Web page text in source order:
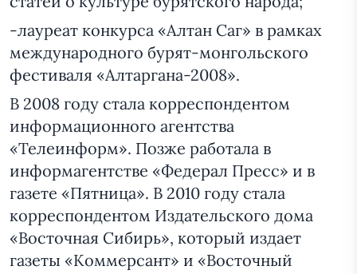
-лауреат конкурса «Алтан Саг» в рамках
международного бурят-монгольского
фестиваля «Алтаргана-2008».
В 2008 году стала корреспондентом
информационного агентства
«Телеинформ». Позже работала в
информагентстве «Федерал Пресс» и в
газете «Пятница». В 2010 году стала
корреспондентом Издательского дома
«Восточная Сибирь», который издает
газеты «Коммерсант» и «Восточный